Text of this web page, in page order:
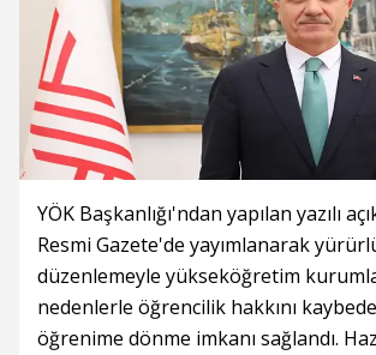
YÖK Başkanlığı'ndan yapılan yazılı
Resmi Gazete'de yayımlanarak
düzenlemeyle yükseköğretim
nedenlerle öğrencilik hakkını
öğrenime dönme imkanı sağlandı.